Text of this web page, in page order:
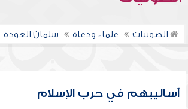
الصوتيات علماء ودعاة سلمان العودة
أساليبهم في حرب الإسلام